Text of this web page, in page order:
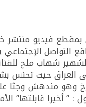
بمقطع فيديو منتشر
التواصل
الشهير شهاب ملح
العراق حيث تحنس
وهو مندهش وجثا
” أخيرا قابلتها”